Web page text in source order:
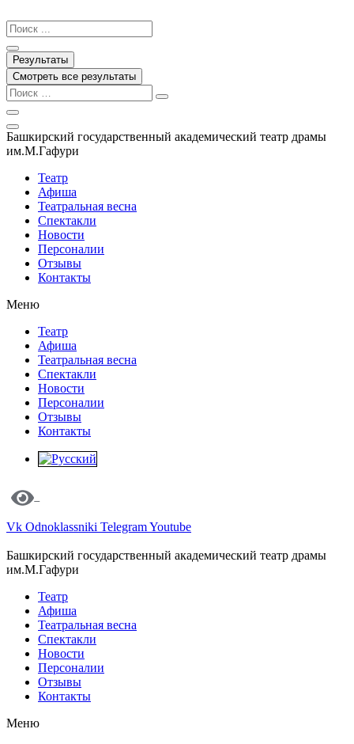
к
содержимому
Search
...
Результаты
Смотреть все результаты
Башкирский государственный академический театр драмы
им.М.Гафури
Театр
Афиша
Театральная весна
Спектакли
Новости
Персоналии
Отзывы
Контакты
Меню
Театр
Афиша
Театральная весна
Спектакли
Новости
Персоналии
Отзывы
Контакты
Vk Odnoklassniki TelegramYoutube
Башкирский государственный академический театр драмы
им.М.Гафури
Театр
Афиша
Театральная весна
Спектакли
Новости
Персоналии
Отзывы
Контакты
Меню